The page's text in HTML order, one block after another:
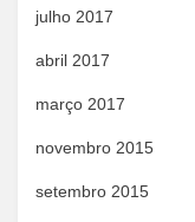
julho 2017
abril 2017
março 2017
novembro 2015
setembro 2015